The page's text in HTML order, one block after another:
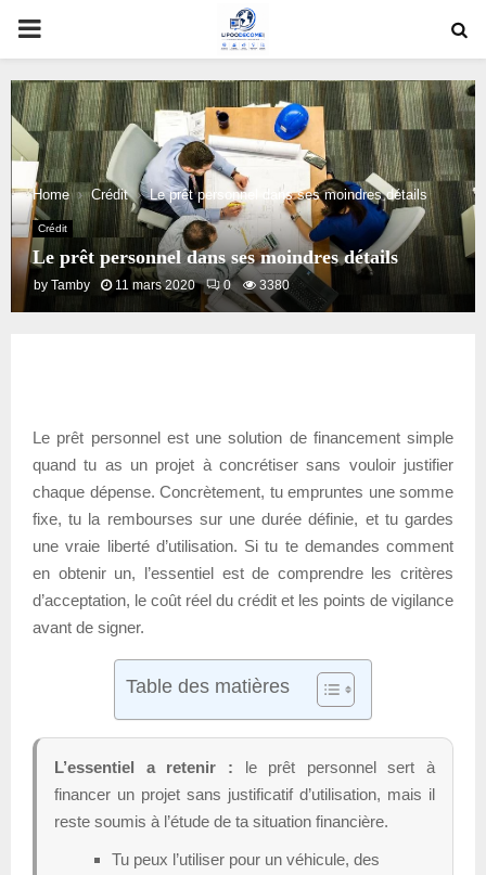
PRIMARY
MENU
Home Crédit Le prêt personnel dans ses moindres détails
Crédit
Le prêt personnel dans ses moindres détails
by Tamby 11 mars 2020 0 3380
Le prêt personnel est une solution de financement simple
quand tu as un projet à concrétiser sans vouloir justifier
chaque dépense. Concrètement, tu empruntes une somme
fixe, tu la rembourses sur une durée définie, et tu gardes
une vraie liberté d’utilisation. Si tu te demandes comment
en obtenir un, l’essentiel est de comprendre les critères
d’acceptation, le coût réel du crédit et les points de vigilance
avant de signer.
Table des matières
L’essentiel a retenir : le prêt personnel sert à
financer un projet sans justificatif d’utilisation, mais il
reste soumis à l’étude de ta situation financière.
Tu peux l’utiliser pour un véhicule, des